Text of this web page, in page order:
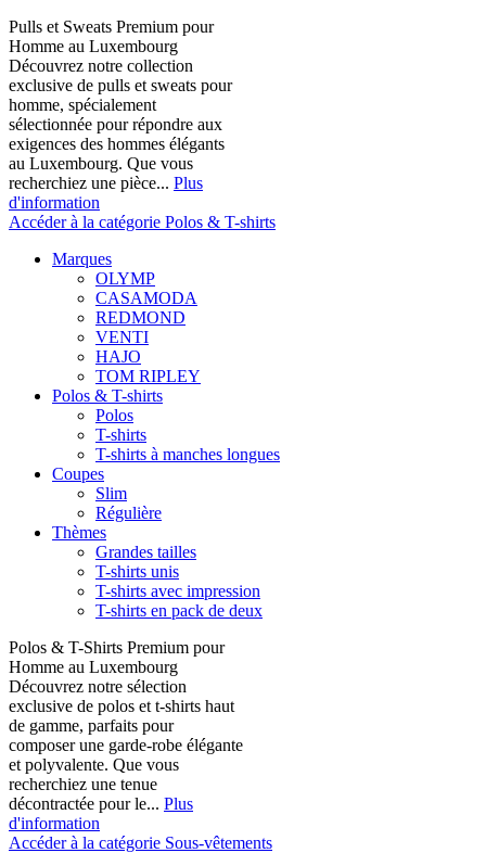
Pulls et Sweats Premium pour
Homme au Luxembourg
Découvrez notre collection
exclusive de pulls et sweats pour
homme, spécialement
sélectionnée pour répondre aux
exigences des hommes élégants
au Luxembourg. Que vous
recherchiez une pièce... Plus
d'information
Accéder à la catégorie Polos & T-shirts
Marques
OLYMP
CASAMODA
REDMOND
VENTI
HAJO
TOM RIPLEY
Polos & T-shirts
Polos
T-shirts
T-shirts à manches longues
Coupes
Slim
Régulière
Thèmes
Grandes tailles
T-shirts unis
T-shirts avec impression
T-shirts en pack de deux
Polos & T-Shirts Premium pour
Homme au Luxembourg
Découvrez notre sélection
exclusive de polos et t-shirts haut
de gamme, parfaits pour
composer une garde-robe élégante
et polyvalente. Que vous
recherchiez une tenue
décontractée pour le... Plus
d'information
Accéder à la catégorie Sous-vêtements